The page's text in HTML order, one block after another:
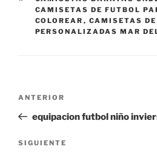
CAMISETAS DE FUTBOL
COLOREAR , CAMISETAS
PERSONALIZADAS MAR
entradas
Entrada
anterior:
ANTERIOR
equipacion futbol niño
Siguiente
SIGUIENTE